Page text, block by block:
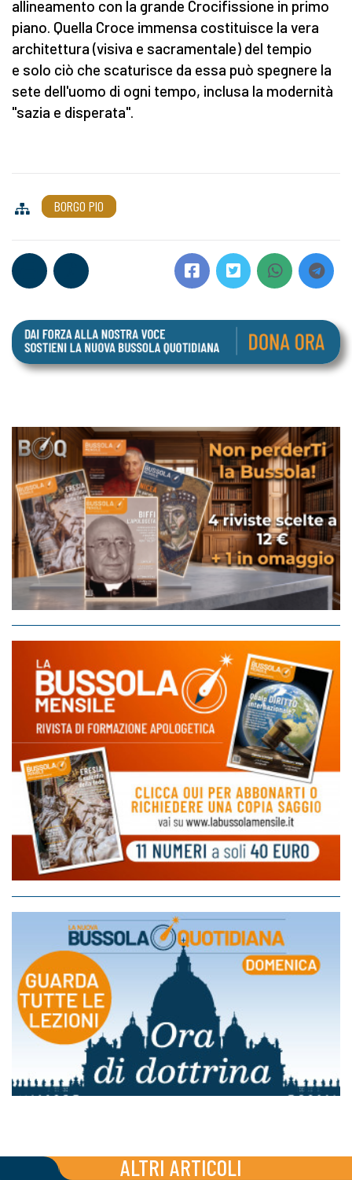
allineamento con la grande Crocifissione in primo
piano. Quella Croce immensa costituisce la vera
architettura (visiva e sacramentale) del tempio
e solo ciò che scaturisce da essa può spegnere la
sete dell'uomo di ogni tempo, inclusa la modernità
"sazia e disperata".
BORGO PIO
ALTRI ARTICOLI